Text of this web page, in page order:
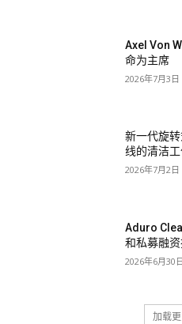
Axel Von
命为主席
2026年7月3日
新一代旋
线的清洁
2026年7月2日
Aduro
和私募融
2026年6月30日
加载